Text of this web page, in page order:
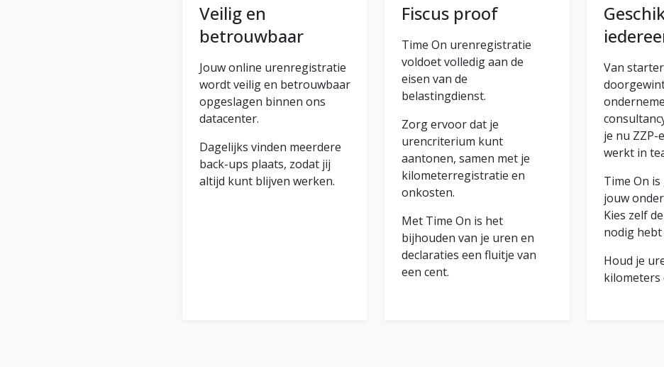
Veilig en
betrouwbaar
Jouw online urenregistratie
wordt veilig en betrouwbaar
opgeslagen binnen ons
datacenter.
Dagelijks vinden meerdere
back-ups plaats, zodat jij
altijd kunt blijven werken.
Fiscus proof
Time On urenregistratie
voldoet volledig aan de
eisen van de
belastingdienst.
Zorg ervoor dat je
urencriterium kunt
aantonen, samen met je
kilometerregistratie en
onkosten.
Met Time On is het
bijhouden van je uren en
declaraties een fluitje van
een cent.
Van
je nu
werkt in
Time On
jouw
Kies zelf
nodig hebt
Houd je
kilometers